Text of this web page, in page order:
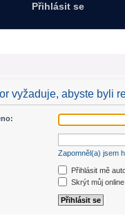
Přihlásit se
vyžaduje, abyste byli
Zapomněl(a) jsem
Přihlásit mě
Skrýt můj